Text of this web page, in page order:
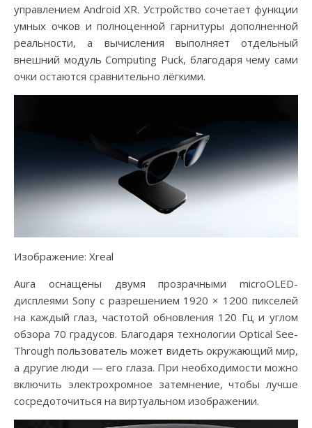
управлением Android XR. Устройство сочетает функции
умных очков и полноценной гарнитуры дополненной
реальности, а вычисления выполняет отдельный
внешний модуль Computing Puck, благодаря чему сами
очки остаются сравнительно лёгкими.
Изображение: Xreal
Aura оснащены двумя прозрачными microOLED-
дисплеями Sony с разрешением 1920 × 1200 пикселей
на каждый глаз, частотой обновления 120 Гц и углом
обзора 70 градусов. Благодаря технологии Optical See-
Through пользователь может видеть окружающий мир,
а другие люди — его глаза. При необходимости можно
включить электрохромное затемнение, чтобы лучше
сосредоточиться на виртуальном изображении.